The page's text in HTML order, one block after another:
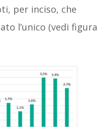
per inciso, che
l’unico (vedi figura